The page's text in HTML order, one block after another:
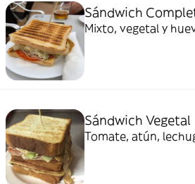
Sándwich
Mixto, vegetal y
Sándwich Vegetal
Tomate, atún,